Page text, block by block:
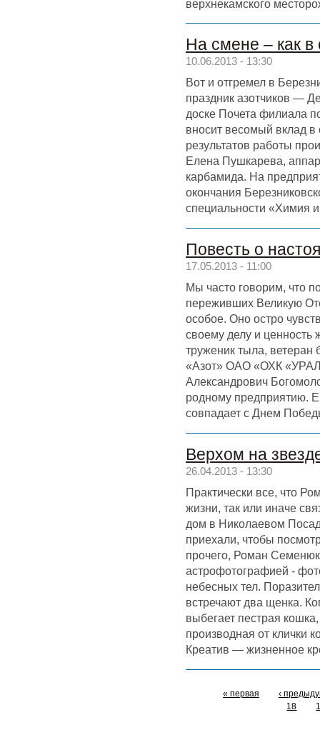
верхнекамского
На смене – как
10.06.2013 - 13:30
Вот и отгремел в
праздник азотчиков —
доске Почета филиала
вносит весомый вклад в
результатов работы
Елена Пушкарева,
карбамида. На
окончания
специальности «Химия
Повесть о
17.05.2013 - 11:00
Мы часто говорим, что
переживших Великую
особое. Оно остро
своему делу и
труженик тыла, ветеран
«Азот» ОАО «ОХК
Александрович
родному предприятию.
совпадает с Днем
Верхом на
26.04.2013 - 13:30
Практически все, что
жизни, так или иначе
дом в Николаевом
приехали, чтобы
прочего, Роман
астрофотографией -
небесных тел.
встречают два щенка.
выбегает пестрая
производная от клички
Креатив — жизненное
« первая
‹
18